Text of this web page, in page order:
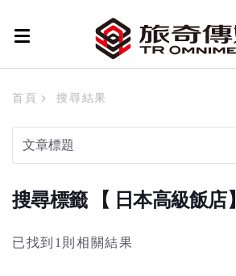
首頁 搜尋結果
搜尋標籤 【 日本高級飯店】
已找到1則相關結果